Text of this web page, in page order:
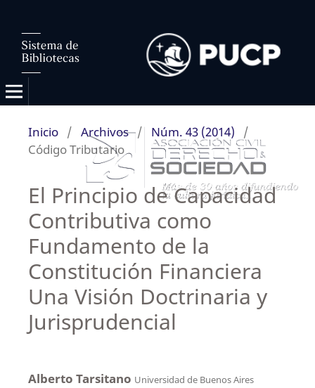
Inicio / Archivos / Núm. 43 (2014)
/
Código Tributario
El Principio de Capacidad
Contributiva como
Fundamento de la
Constitución Financiera
Una Visión Doctrinaria y
Jurisprudencial
Alberto Tarsitano Universidad de Buenos Aires